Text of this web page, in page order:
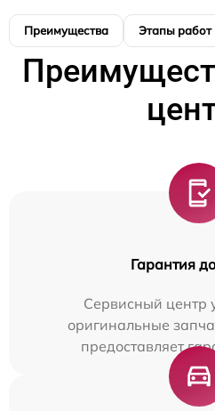
Преимущества Этапы работ
Гарантия
Сервисный центр
оригинальные
предоставляет